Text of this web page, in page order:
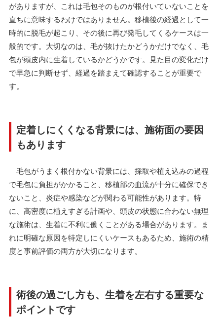
がありますが、これは毛包そのものが根付いていないことを
直ちに意味するわけではありません。移植後の経過として一
時的に脱毛が起こり、その後に再び発毛してくるケースは一
般的です。大切なのは、毛が抜けたかどうかだけでなく、毛
包が頭皮内に生着しているかどうかです。見た目の変化だけ
で早急に判断せず、経過を踏まえて確認することが重要で
す。
定着しにくくなる背景には、施術面の要因
もあります
毛包がうまく根付かない背景には、採取や植え込みの過程
で毛包に負担がかかること、移植部の血流が十分に確保でき
ないこと、炎症や感染などが関わる可能性があります。特
に、高密度に植えすぎる計画や、頭皮の状態に合わない無理
な施術は、生着に不利に働くことがある場合があります。ま
れに明確な原因を特定しにくいケースもあるため、施術の精
度と事前評価の両方が大切になります。
術後の過ごし方も、生着を左右する重要な
ポイントです